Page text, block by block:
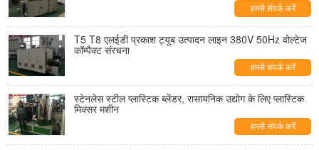
हमसे संपर्क करें
T5 T8 एलईडी प्रकाश ट्यूब उत्पादन लाइन 380V 50Hz वोल्टेज
कॉम्पैक्ट संरचना
हमसे संपर्क करें
स्टेनलेस स्टील प्लास्टिक ब्लेंडर, रासायनिक उद्योग के लिए प्लास्टिक
मिक्सर मशीन
हमसे संपर्क करें